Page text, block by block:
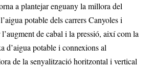
a plantejar enguany la millora del
potable dels carrers Canyoles i
de cabal i la pressió, així com la
d’aigua potable i connexions al
de la senyalització horitzontal i vertical